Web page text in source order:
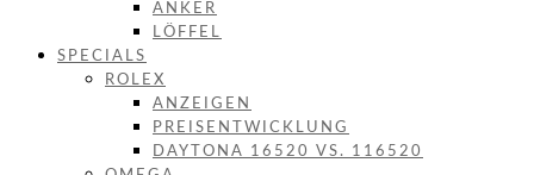
ANKER
LÖFFEL
SPECIALS
ROLEX
ANZEIGEN
PREISENTWICKLUNG
DAYTONA 16520 VS. 116520